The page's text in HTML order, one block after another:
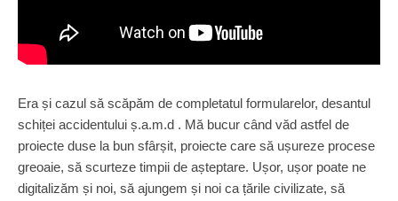
Era și cazul să scăpăm de completatul formularelor, desantul
schiței accidentului ș.a.m.d . Mă bucur când văd astfel de
proiecte duse la bun sfârșit, proiecte care să ușureze procese
greoaie, să scurteze timpii de așteptare. Ușor, ușor poate ne
digitalizăm și noi, să ajungem și noi ca țările civilizate, să